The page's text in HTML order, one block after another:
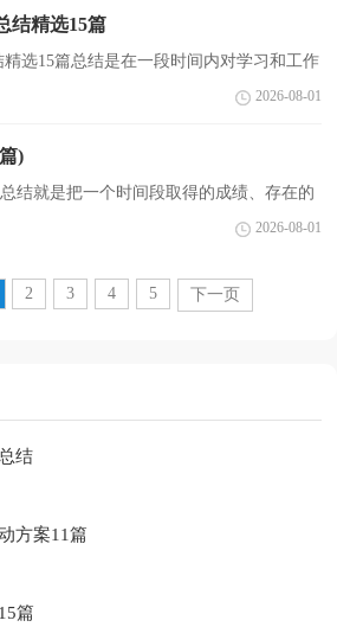
结精选15篇
选15篇总结是在一段时间内对学习和工作
括的一种书面材料，它是增长才干的一种好
2026-08-01
)
结就是把一个时间段取得的成绩、存在的
进行一次全面系统的总结的书面材料，它能
2026-08-01
2 3 4 5
下一页
结
方案11篇
篇